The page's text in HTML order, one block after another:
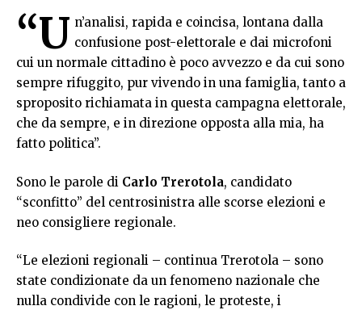
“U n’analisi, rapida e coincisa, lontana dalla
confusione post-elettorale e dai microfoni
cui un normale cittadino è poco avvezzo e da cui sono
sempre rifuggito, pur vivendo in una famiglia, tanto a
sproposito richiamata in questa campagna elettorale,
che da sempre, e in direzione opposta alla mia, ha
fatto politica”.
Sono le parole di Carlo Trerotola, candidato
“sconfitto” del centrosinistra alle scorse elezioni e
neo consigliere regionale.
“Le elezioni regionali – continua Trerotola – sono
state condizionate da un fenomeno nazionale che
nulla condivide con le ragioni, le proteste, i